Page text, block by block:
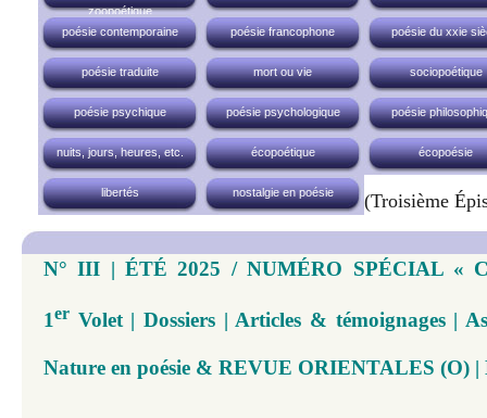
zoopoétique
poésie contemporaine poésie francophone poésie du xxie
poésie traduite mort ou vie sociopoétique
poésie psychique poésie psychologique poésie
nuits, jours, heures, etc. écopoétique écopoésie
libertés nostalgie en poésie (troisième
N° III | ÉTÉ 2025 / NUMÉRO SPÉCIAL «
1er Volet | Dossiers | Articles & témoignages |
Nature en poésie & REVUE ORIENTALES (O) |